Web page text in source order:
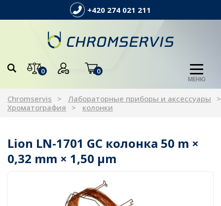
+420 274 021 211
0 0
МЕНЮ
Chromservis
Лабораторные приборы и аксессуары
Хроматография
колонки
Lion LN-1701 GC колонка 50 m ×
0,32 mm × 1,50 µm